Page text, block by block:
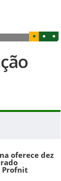
oferece dez
Profnit